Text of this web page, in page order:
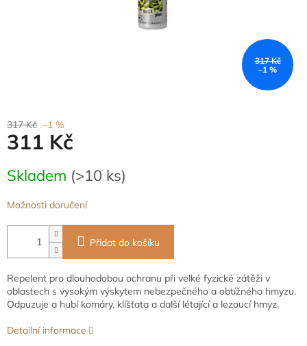
317 Kč
–1 %
317 Kč –1 %
311 Kč
cena:
Skladem (>10 ks)
Možnosti doručení
Přidat do košíku
Repelent pro dlouhodobou ochranu při velké fyzické zátěži v
oblastech s vysokým výskytem nebezpečného a obtížného hmyzu.
Odpuzuje a hubí komáry, klíšťata a další létající a lezoucí hmyz.
Detailní informace